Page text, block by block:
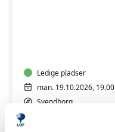
Ledige pladser
man. 19.10.2026, 19.00
Svendborg